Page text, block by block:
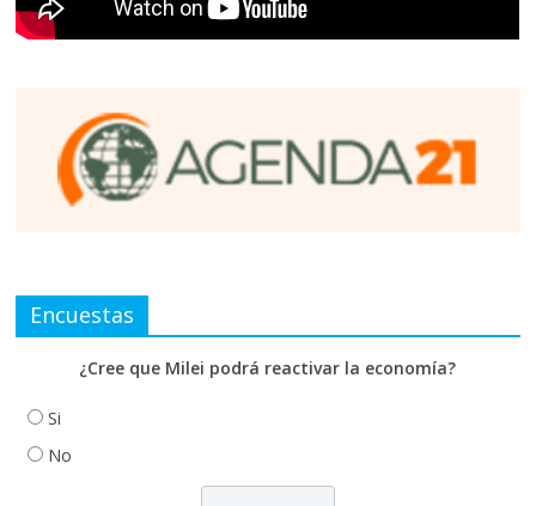
Encuestas
¿Cree que Milei podrá reactivar la economía?
Si
No